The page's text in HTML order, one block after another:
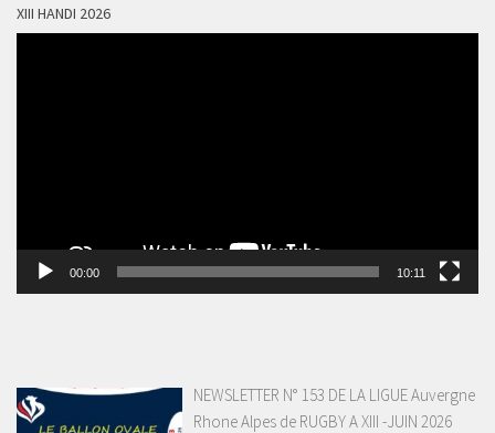
XIII HANDI 2026
00:00 10:11
NEWSLETTER N° 153 DE LA LIGUE Auvergne
Rhone Alpes de RUGBY A XIII -JUIN 2026